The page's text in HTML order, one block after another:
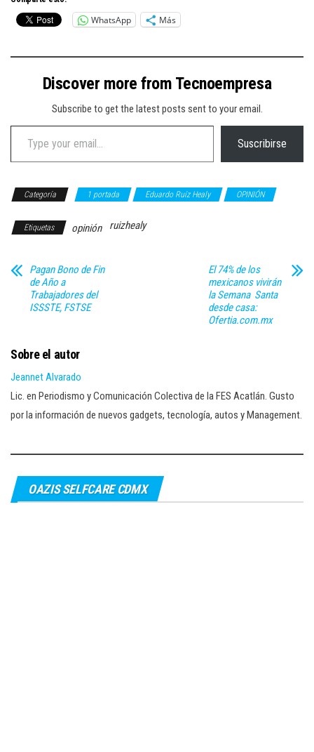
WhatsApp Más
Discover more from Tecnoempresa
Subscribe to get the latest posts sent to your email.
Type your email…
Suscribirse
Categoría 1 portada Eduardo Ruíz Healy OPINIÓN
Etiquetas opinión ruizhealy
Pagan Bono de Fin
de Año a
Trabajadores del
ISSSTE, FSTSE
El 74% de los
mexicanos vivirán
la Semana Santa
desde casa:
Ofertia.com.mx
Sobre el autor
Jeannet Alvarado
Lic. en Periodismo y Comunicación Colectiva de la FES Acatlán. Gusto
por la información de nuevos gadgets, tecnología, autos y Management.
OAZIS SELFCARE CDMX